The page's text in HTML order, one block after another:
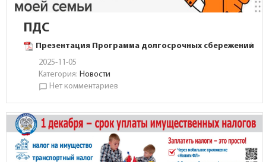
ПДС
Презентация Программа долгосрочных сбережений
2025-11-05
Категория:Новости
chat_bubble_outline Нет комментариев